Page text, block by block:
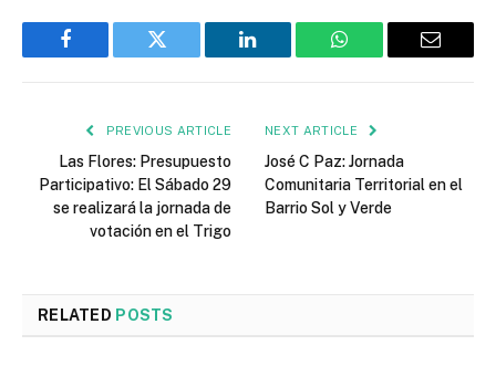
Facebook Twitter LinkedIn WhatsApp Email
PREVIOUS ARTICLE
Las Flores: Presupuesto
Participativo: El Sábado 29
se realizará la jornada de
votación en el Trigo
NEXT ARTICLE
José C Paz: Jornada
Comunitaria Territorial en el
Barrio Sol y Verde
RELATED POSTS